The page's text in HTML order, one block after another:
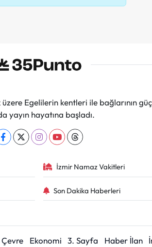
Egelilerin kentleri ile bağlarının
yayın hayatına başladı.
İzmir Namaz Vakitleri
Son Dakika Haberleri
Çevre Ekonomi 3. Sayfa Haber İlan